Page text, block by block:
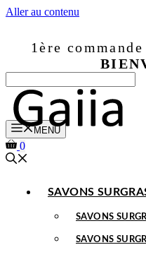
Aller au contenu
1ère
MENU
0
SAVONS
SAVONS
SAVONS